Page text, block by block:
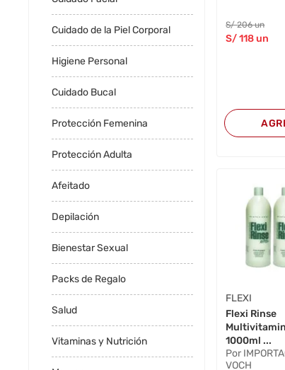
Cuidado de la Piel Corporal
Higiene Personal
Cuidado Bucal
Protección Femenina
Protección Adulta
Afeitado
Depilación
Bienestar Sexual
Packs de Regalo
Salud
Vitaminas y Nutrición
S/206 un
S/118un
FLEXI
Flexi Rinse
1000ml ...
Por
VOCH